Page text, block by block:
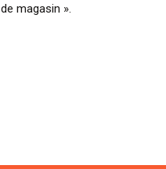
magasin ».